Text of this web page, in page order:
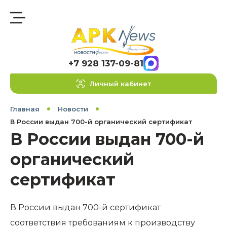
+7 928 137-09-81
Личный кабинет
Главная
Новости
В России выдан 700-й органический сертификат
В России выдан 700-й
органический
сертификат
В России выдан 700-й сертификат
соответствия требованиям к производству